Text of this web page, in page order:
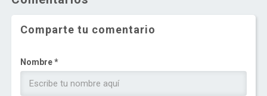
Comparte tu comentario
Nombre *